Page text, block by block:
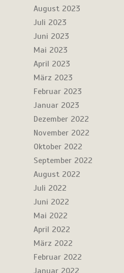
August 2023
Juli 2023
Juni 2023
Mai 2023
April 2023
März 2023
Februar 2023
Januar 2023
Dezember 2022
November 2022
Oktober 2022
September 2022
August 2022
Juli 2022
Juni 2022
Mai 2022
April 2022
März 2022
Februar 2022
Januar 2022